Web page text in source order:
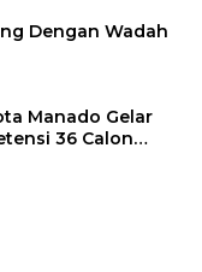
Dengan Wadah
Manado Gelar
36 Calon